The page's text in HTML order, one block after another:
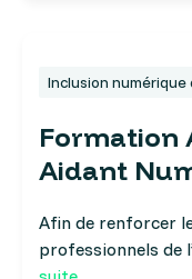
Inclusion
Formation
Aidant
Afin de renforcer
professionnels de